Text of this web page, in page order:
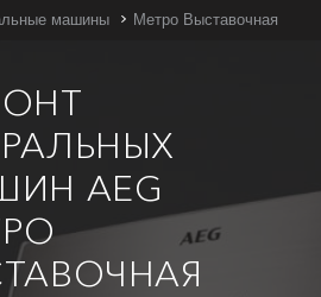
машины Метро Выставочная
AEG